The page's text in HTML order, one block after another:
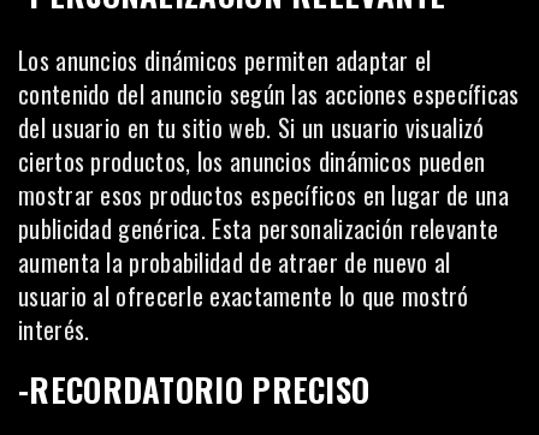
Los anuncios dinámicos permiten adaptar el
contenido del anuncio según las acciones específicas
del usuario en tu sitio web. Si un usuario visualizó
ciertos productos, los anuncios dinámicos pueden
mostrar esos productos específicos en lugar de una
publicidad genérica. Esta personalización relevante
aumenta la probabilidad de atraer de nuevo al
usuario al ofrecerle exactamente lo que mostró
interés.
-RECORDATORIO PRECISO